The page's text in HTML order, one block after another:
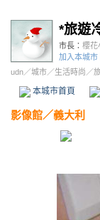
*旅遊
市長： 櫻花
加入本城市
udn／城市／生活時尚 ／
本城市首頁
影像館／義大利